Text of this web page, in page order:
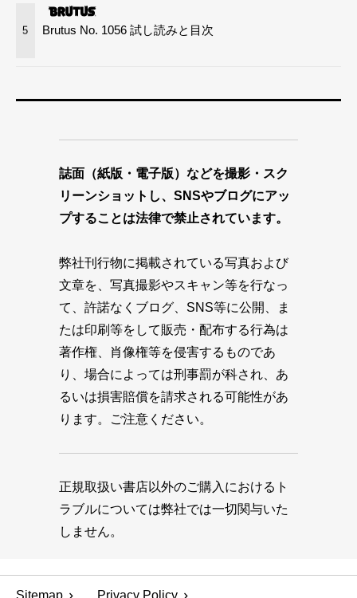
5 Brutus No. 1056 試し読みと目次
誌面（紙版・電子版）などを撮影・スク
リーンショットし、SNSやブログにアッ
プすることは法律で禁止されています。
弊社刊行物に掲載されている写真および
文章を、写真撮影やスキャン等を行なっ
て、許諾なくブログ、SNS等に公開、ま
たは印刷等をして販売・配布する行為は
著作権、肖像権等を侵害するものであ
り、場合によっては刑事罰が科され、あ
るいは損害賠償を請求される可能性があ
ります。ご注意ください。
正規取扱い書店以外のご購入におけるト
ラブルについては弊社では一切関与いた
しません。
Sitemap Privacy Policy